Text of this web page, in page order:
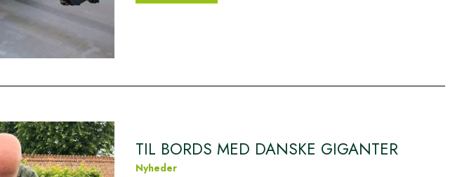
TIL BORDS MED DANSKE GIGANTER
Nyheder